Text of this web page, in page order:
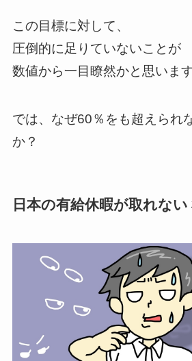
この目標に対して、
圧倒的に足りていないことが
数値から一目瞭然かと思います
では、なぜ60％をも超えられ
か？
日本の有給休暇が取れな